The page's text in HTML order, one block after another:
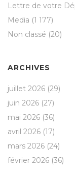
Lettre de votre
Media (1 177)
Non classé (20)
ARCHIVES
juillet 2026 (29)
juin 2026 (27)
mai 2026 (36)
avril 2026 (17)
mars 2026 (24)
février 2026 (36)